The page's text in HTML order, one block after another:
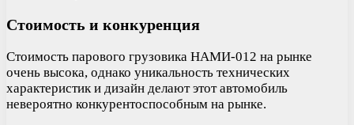
Стоимость и конкуренция
Стоимость парового грузовика НАМИ-012 на рынке
очень высока, однако уникальность технических
характеристик и дизайн делают этот автомобиль
невероятно конкурентоспособным на рынке.